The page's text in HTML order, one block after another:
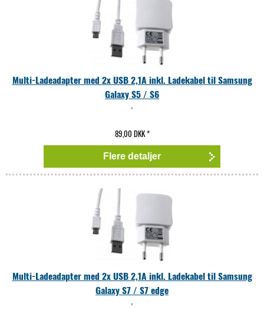
Multi-Ladeadapter med 2x USB 2,1A inkl. Ladekabel til Samsung
Galaxy S5 / S6
,
89,00 DKK*
Flere detaljer
Multi-Ladeadapter med 2x USB 2,1A inkl. Ladekabel til Samsung
Galaxy S7 / S7 edge
,